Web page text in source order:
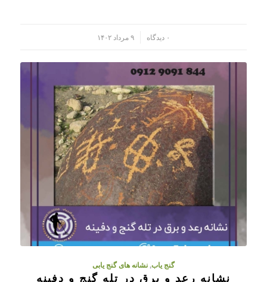
۰ دیدگاه ۹ مرداد ۱۴۰۲
گنج یاب,نشانه های گنج یابی
نشانه رعد و برق در تله گنج و دفینه